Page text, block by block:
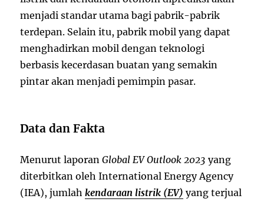
menjadi standar utama bagi pabrik-pabrik
terdepan. Selain itu, pabrik mobil yang dapat
menghadirkan mobil dengan teknologi
berbasis kecerdasan buatan yang semakin
pintar akan menjadi pemimpin pasar.
Data dan Fakta
Menurut laporanGlobal EV Outlook 2023 yang
diterbitkan oleh International Energy Agency
(IEA), jumlahkendaraan listrik (EV) yang terjual